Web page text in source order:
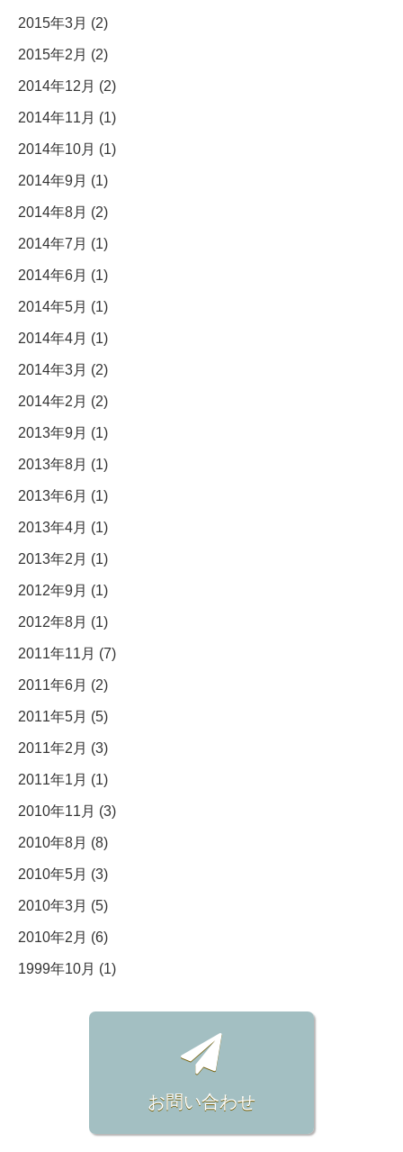
2015年3月 (2)
2015年2月 (2)
2014年12月 (2)
2014年11月 (1)
2014年10月 (1)
2014年9月 (1)
2014年8月 (2)
2014年7月 (1)
2014年6月 (1)
2014年5月 (1)
2014年4月 (1)
2014年3月 (2)
2014年2月 (2)
2013年9月 (1)
2013年8月 (1)
2013年6月 (1)
2013年4月 (1)
2013年2月 (1)
2012年9月 (1)
2012年8月 (1)
2011年11月 (7)
2011年6月 (2)
2011年5月 (5)
2011年2月 (3)
2011年1月 (1)
2010年11月 (3)
2010年8月 (8)
2010年5月 (3)
2010年3月 (5)
2010年2月 (6)
1999年10月 (1)
お問い合わせ